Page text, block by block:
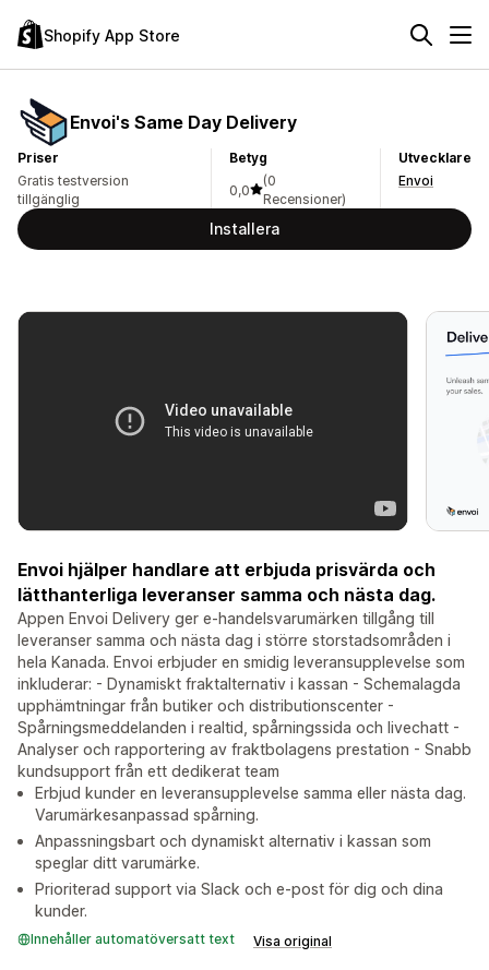
Shopify App Store
Envoi's Same Day Delivery
Priser
Gratis testversion
tillgänglig
Betyg
0,0
(0
Recensioner)
Utvecklare
Envoi
Installera
Envoi hjälper handlare att erbjuda prisvärda och
lätthanterliga leveranser samma och nästa dag.
Appen Envoi Delivery ger e-handelsvarumärken tillgång till
leveranser samma och nästa dag i större storstadsområden i
hela Kanada. Envoi erbjuder en smidig leveransupplevelse som
inkluderar: - Dynamiskt fraktalternativ i kassan - Schemalagda
upphämtningar från butiker och distributionscenter -
Spårningsmeddelanden i realtid, spårningssida och livechatt -
Analyser och rapportering av fraktbolagens prestation - Snabb
kundsupport från ett dedikerat team
Erbjud kunder en leveransupplevelse samma eller nästa dag.
Varumärkesanpassad spårning.
Anpassningsbart och dynamiskt alternativ i kassan som
speglar ditt varumärke.
Prioriterad support via Slack och e-post för dig och dina
kunder.
Innehåller automatöversatt text Visa original